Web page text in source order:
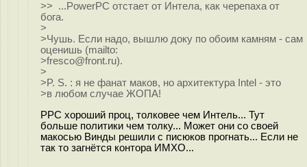
>> ...PowerPC отстает от Интела, как черепаха от
бога.
>
>Чушь. Если надо, вышлю доку по обоим камням - сам
оценишь (mailto:
>fresco@front.ru).
>
>P. S. : я не фанат маков, но архитектура Intel - это
>в любом случае ЖОПА!
PPC хороший проц, толковее чем Интель... Тут
больше политики чем толку... Может они со своей
макосью Винды решили с писюков прогнать... Если не
так то загнётся контора ИМХО...